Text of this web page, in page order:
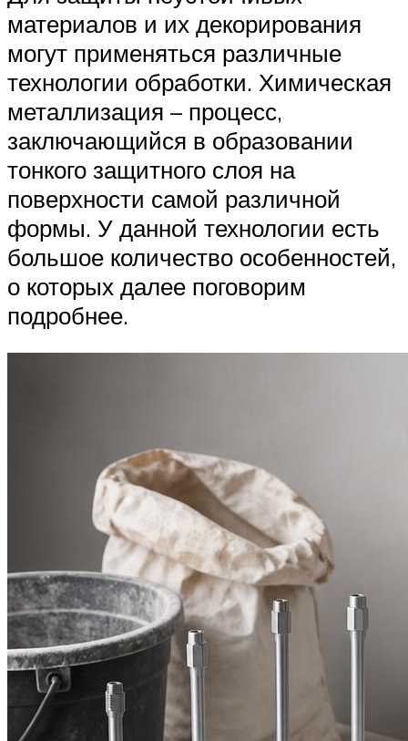
материалов и их декорирования
могут применяться различные
технологии обработки. Химическая
металлизация – процесс,
заключающийся в образовании
тонкого защитного слоя на
поверхности самой различной
формы. У данной технологии есть
большое количество особенностей,
о которых далее поговорим
подробнее.